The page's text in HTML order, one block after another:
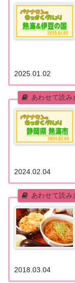
2025.01.02
2024.02.04
2018.03.04